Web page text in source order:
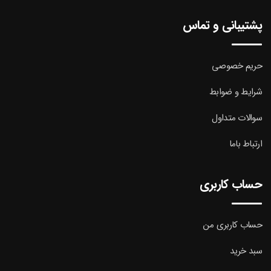
پشتیبانی و تماس
حریم خصوصی
شرایط و ضوابط
سوالات متداول
ارتباط باما
حساب کاربری
حساب کاربری من
سبد خرید